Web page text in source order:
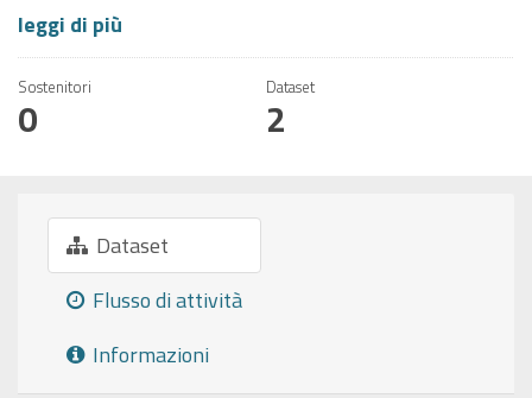
leggi di più
Sostenitori
0
Dataset
2
Dataset
Flusso di attività
Informazioni